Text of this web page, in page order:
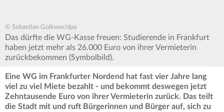
© Sebastian Gollnow/dpa
Das dürfte die WG-Kasse freuen: Studierende in Frankfurt
haben jetzt mehr als 26.000 Euro von ihrer Vermieterin
zurückbekommen (Symbolbild).
Eine WG im Frankfurter Nordend hat fast vier Jahre lang
viel zu viel Miete bezahlt - und bekommt deswegen jetzt
Zehntausende Euro von ihrer Vermieterin zurück. Das teilt
die Stadt mit und ruft Bürgerinnen und Bürger auf, sich zu